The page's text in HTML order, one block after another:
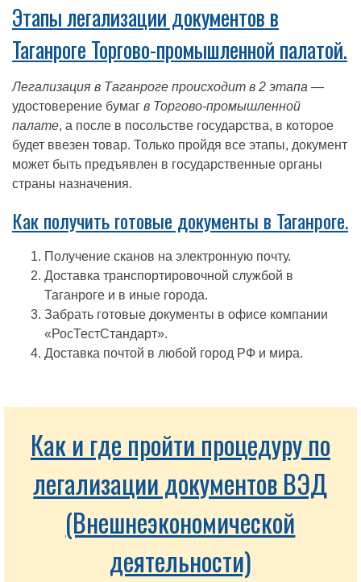
Этапы легализации документов в
Таганроге Торгово-промышленной палатой.
Легализация в Таганроге происходит в 2 этапа —
удостоверение бумаг в Торгово-промышленной
палате, а после в посольстве государства, в которое
будет ввезен товар. Только пройдя все этапы, документ
может быть предъявлен в государственные органы
страны назначения.
Как получить готовые документы в Таганроге.
Получение сканов на электронную почту.
Доставка транспортировочной службой в
Таганроге и в иные города.
Забрать готовые документы в офисе компании
«РосТестСтандарт».
Доставка почтой в любой город РФ и мира.
Как и где пройти процедуру по
легализации документов ВЭД
(Внешнеэкономической
деятельности)